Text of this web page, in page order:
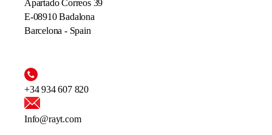
Apartado Correos 39
E-08910 Badalona
Barcelona - Spain
+34 934 607 820
Info@rayt.com